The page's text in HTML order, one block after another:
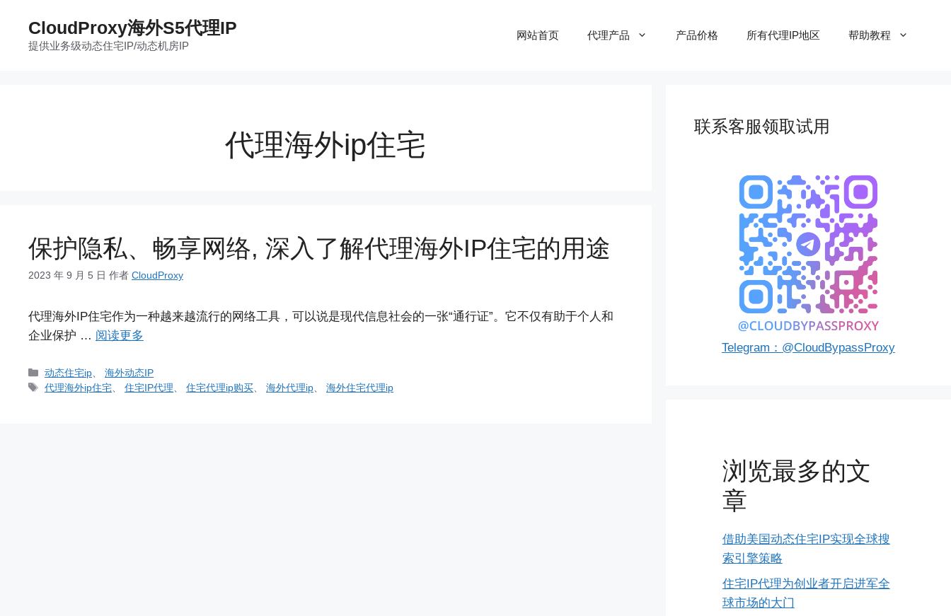
CloudProxy海外S5代理IP
提供业务级动态住宅IP/动态机房IP
网站首页 代理产品 产品价格 所有代理IP地区 帮助教程
代理海外ip住宅
保护隐私、畅享网络, 深入了解代理海外IP住宅的用途
2023 年 9 月 5 日 作者 CloudProxy
代理海外IP住宅作为一种越来越流行的网络工具，可以说是现代信息社会的一张“通行证”。它不仅有助于个人和
企业保护 … 阅读更多
分
类
动态住宅ip 、海外动态IP
标
代理海外ip住宅 、住宅IP代理 、住宅代理ip购买 、海外代理ip 、海外住宅代理ip
联系客服领取试用
Telegram：@CloudBypassProxy
浏览最多的文
章
借助美国动态住宅IP实现全球搜
索引擎策略
住宅IP代理为创业者开启进军全
球市场的大门